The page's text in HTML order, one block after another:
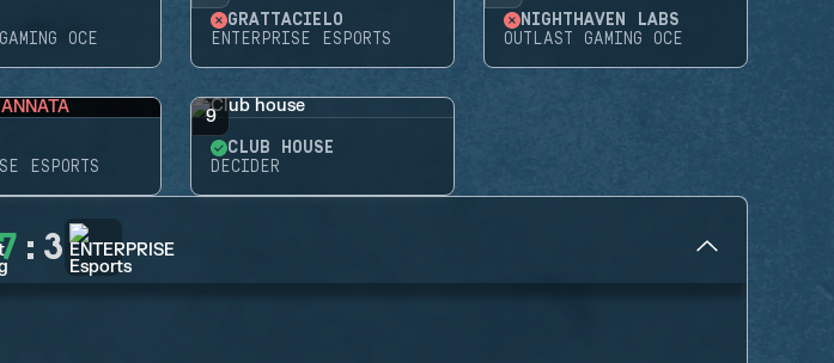
OCE
GRATTACIELO
ENTERPRISE ESPORTS
NIGHTHAVEN LABS
OUTLAST GAMING OCE
ESPORTS
9
CLUB HOUSE
DECIDER
: 3